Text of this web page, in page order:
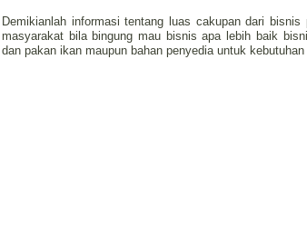
Demikianlah informasi tentang luas cakupan dari
masyarakat bila bingung mau bisnis apa lebih baik
dan pakan ikan maupun bahan penyedia untuk